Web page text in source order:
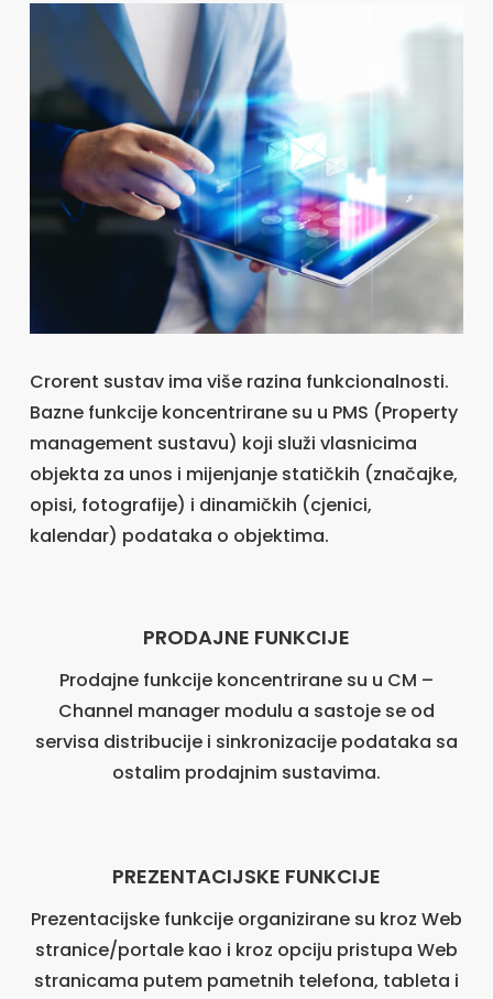
Crorent sustav ima više razina funkcionalnosti.
Bazne funkcije koncentrirane su u PMS (Property
management sustavu) koji služi vlasnicima
objekta za unos i mijenjanje statičkih (značajke,
opisi, fotografije) i dinamičkih (cjenici,
kalendar) podataka o objektima.
PRODAJNE FUNKCIJE
Prodajne funkcije koncentrirane su u CM –
Channel manager modulu a sastoje se od
servisa distribucije i sinkronizacije podataka sa
ostalim prodajnim sustavima.
PREZENTACIJSKE FUNKCIJE
Prezentacijske funkcije organizirane su kroz Web
stranice/portale kao i kroz opciju pristupa Web
stranicama putem pametnih telefona, tableta i